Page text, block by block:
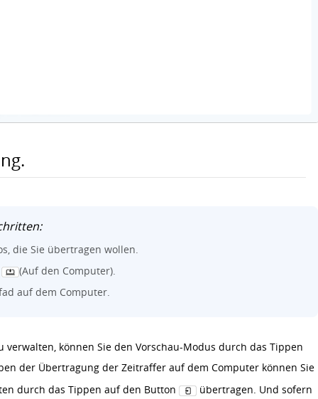
die Sie übertragen wollen.
(Auf den Computer).
auf dem Computer.
verwalten, können Sie den Vorschau-Modus durch das Tippen
der Übertragung der Zeitraffer auf dem Computer können Sie
durch das Tippen auf den Button
übertragen. Und sofern